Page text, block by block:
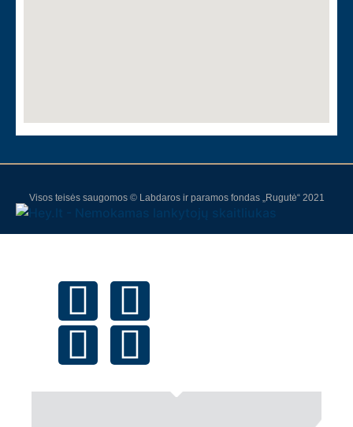
Visos teisės saugomos © Labdaros ir paramos fondas „Rugutė“ 2021